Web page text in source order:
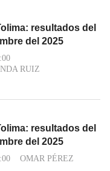
resultados del
del 2025
RUIZ
resultados del
del 2025
OMAR PÉREZ